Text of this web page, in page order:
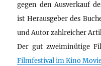
gegen den Ausverkauf
ist Herausgeber des
und Autor zahlreicher
Der gut zweiminütige
Filmfestival im Kino